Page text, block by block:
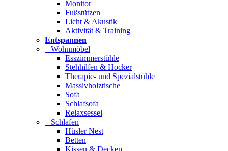
Monitor
Fußstützen
Licht & Akustik
Aktivität & Training
Entspannen
Wohnmöbel
Esszimmerstühle
Stehhilfen & Hocker
Therapie- und Spezialstühle
Massivholztische
Sofa
Schlafsofa
Relaxsessel
Schlafen
Hüsler Nest
Betten
Kissen & Decken